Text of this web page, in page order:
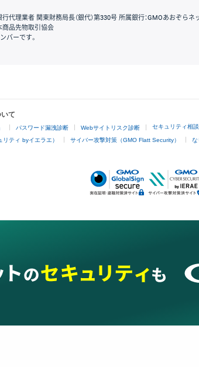
代理業者 関東財務局長（銀代）第330号 所属銀行：GMOあおぞら
商品先物取引協会
バーです。
て
パスワード漏洩診断 Webサイトリスク診断 セキュリティ相
ティ byイエラエ） サイバー攻撃対策（GMO Flatt Security） な